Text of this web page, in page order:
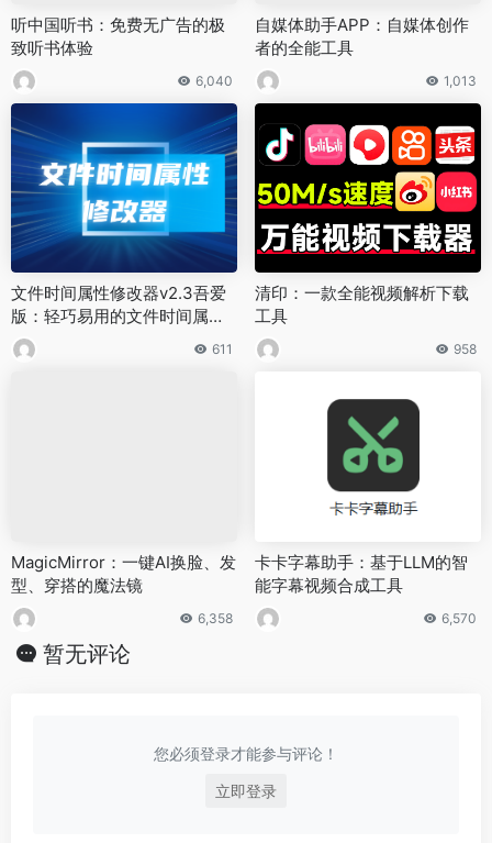
听中国听书：免费无广告的极
致听书体验
6,040
自媒体助手APP：自媒体创作
者的全能工具
1,013
文件时间属性修改器v2.3吾爱
版：轻巧易用的文件时间属性
管理工具
611
清印：一款全能视频解析下载
工具
958
MagicMirror：一键AI换脸、发
型、穿搭的魔法镜
6,358
卡卡字幕助手：基于LLM的智
能字幕视频合成工具
6,570
暂无评论
您必须登录才能参与评论！
立即登录